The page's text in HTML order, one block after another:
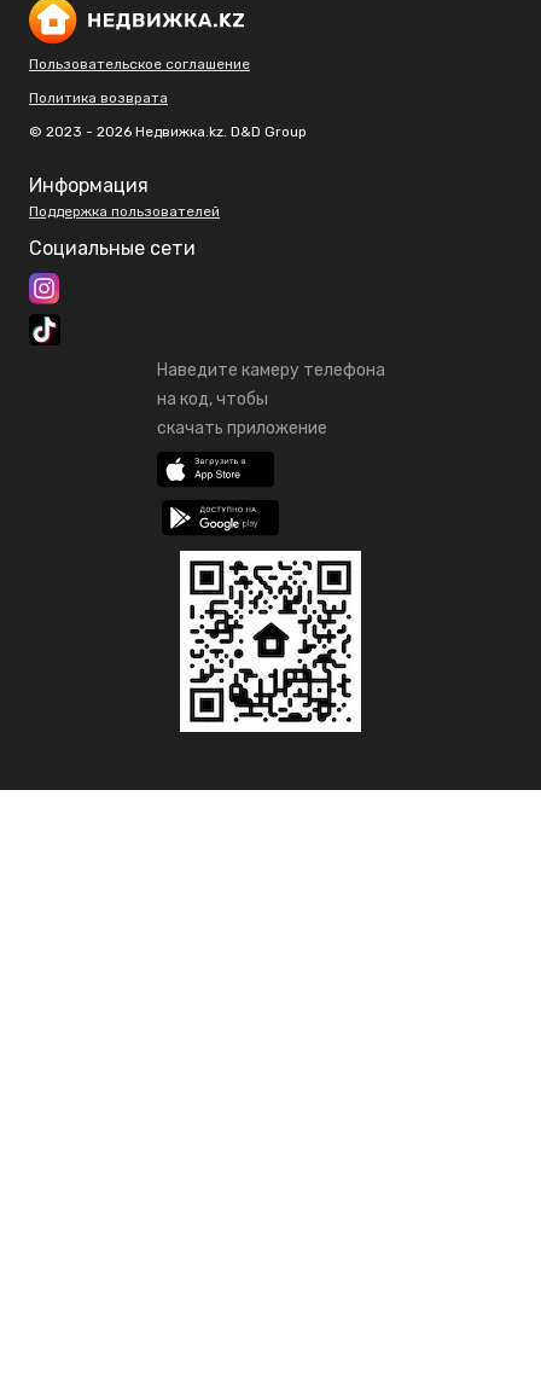
Пользовательское соглашение
Политика возврата
© 2023 - 2026 Недвижка.kz. D&D Group
Информация
Поддержка пользователей
Социальные сети
Наведите камеру телефона
на код, чтобы
скачать приложение